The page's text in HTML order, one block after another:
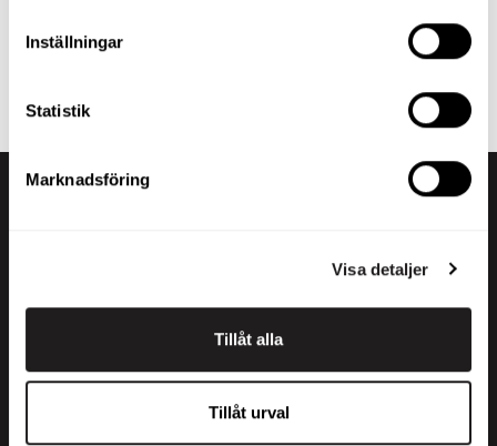
Inställningar
Statistik
Marknadsföring
Visa detaljer
Tillåt alla
Tillåt urval
Ta en titt på Maatoris utbud av tunga fordon och hitta
rätt produkt för dina behov! Om du inte hittar det du
+358 200 70070